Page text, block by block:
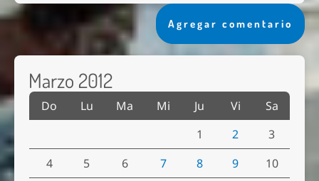
Agregar comentario
Marzo 2012
Do Lu Ma Mi Ju Vi
Sa
1
2
3
4
5 6 7 8 9
10